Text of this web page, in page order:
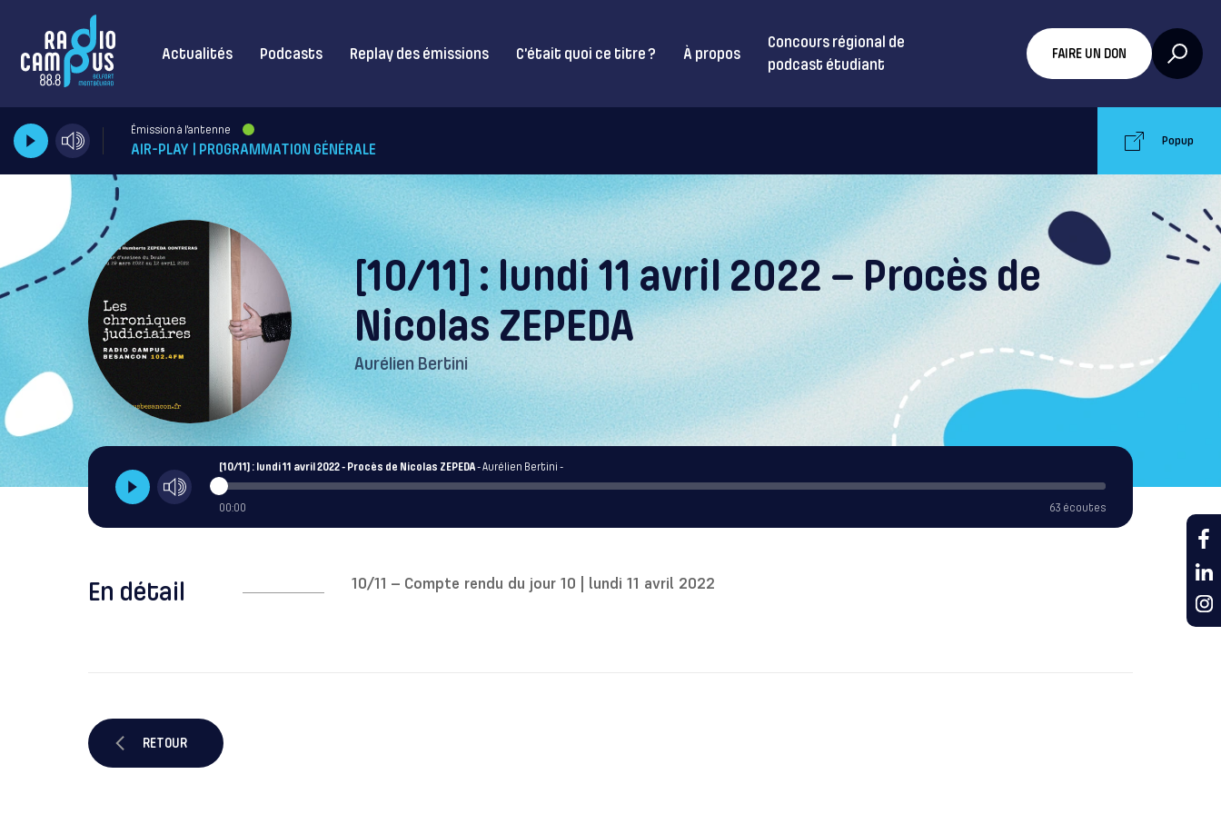
Actualités Podcasts Replay des émissions C’était quoi ce titre ? À propos
Concours régional de
podcast étudiant
FAIRE UN DON
Émission à l'antenne
AIR-PLAY | PROGRAMMATION GÉNÉRALE Popup
[10/11] : lundi 11 avril 2022 – Procès de
Nicolas ZEPEDA
Aurélien Bertini
[10/11] : lundi 11 avril 2022 - Procès de Nicolas ZEPEDA- Aurélien Bertini -
00:00 63 écoutes
En détail 10/11 – Compte rendu du jour 10 | lundi 11 avril 2022
RETOUR